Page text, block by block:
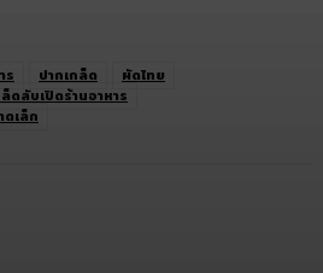
ร ปากเกล็ด
ผัดไทย
ล็ดลับเปิดร้านอาหาร
ดเล็ก